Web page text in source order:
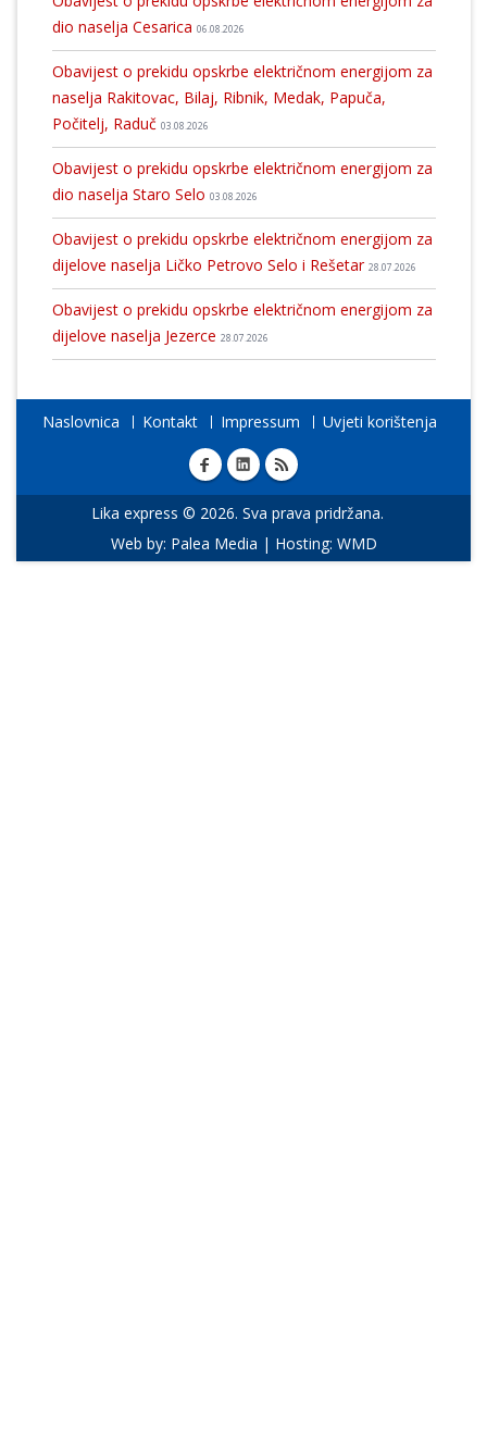
dio naselja Cesarica 06.08.2026
Obavijest o prekidu opskrbe električnom energijom za
naselja Rakitovac, Bilaj, Ribnik, Medak, Papuča,
Počitelj, Raduč 03.08.2026
Obavijest o prekidu opskrbe električnom energijom za
dio naselja Staro Selo 03.08.2026
Obavijest o prekidu opskrbe električnom energijom za
dijelove naselja Ličko Petrovo Selo i Rešetar 28.07.2026
Obavijest o prekidu opskrbe električnom energijom za
dijelove naselja Jezerce 28.07.2026
Naslovnica Kontakt Impressum Uvjeti korištenja
Lika express © 2026. Sva prava pridržana.
Web by: Palea Media | Hosting: WMD